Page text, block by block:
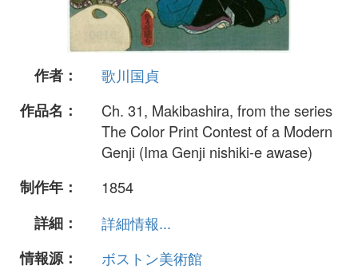
作者：
歌川国貞
作品名：
Ch. 31, Makibashira, from the series
The Color Print Contest of a Modern
Genji (Ima Genji nishiki-e awase)
制作年：
1854
詳細：
詳細情報...
情報源：
ボストン美術館